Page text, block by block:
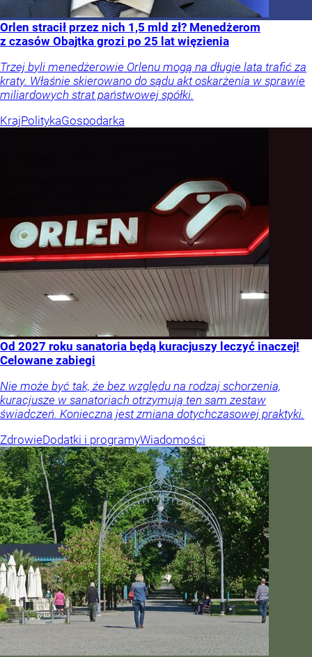
Orlen stracił przez nich 1,5 mld zł? Menedżerom
z czasów Obajtka grozi po 25 lat więzienia
Trzej byli menedżerowie Orlenu mogą na długie lata trafić za
kraty. Właśnie skierowano do sądu akt oskarżenia w sprawie
miliardowych strat państwowej spółki.
KrajPolitykaGospodarka
Od 2027 roku sanatoria będą kuracjuszy leczyć inaczej!
Celowane zabiegi
Nie może być tak, że bez względu na rodzaj schorzenia,
kuracjusze w sanatoriach otrzymują ten sam zestaw
świadczeń. Konieczna jest zmiana dotychczasowej praktyki.
ZdrowieDodatki i programyWiadomości